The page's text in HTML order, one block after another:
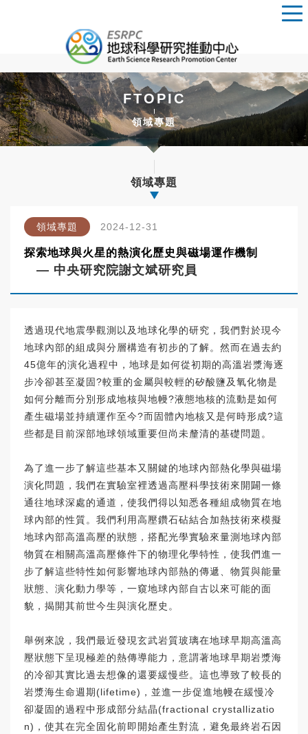
FTOPIC
領域專題
領域專題
領域專題 2024-12-31
探索地球與火星的熱演化歷史與磁場運作機制
— 中央研究院謝文斌研究員
透過現代地震學觀測以及地球化學的研究，我們對於現今
地球內部的組成與分層構造有初步的了解。然而在過去約
45億年的演化過程中，地球是如何從初期的高溫岩漿海逐
步冷卻甚至凝固?較重的金屬與較輕的矽酸鹽及氧化物是
如何分離而分別形成地核與地幔?液態地核的流動是如何
產生磁場並持續運作至今?而固體內地核又是何時形成?這
些都是目前深部地球領域重要但尚未釐清的基礎問題。
為了進一步了解這些基本又關鍵的地球內部熱化學與磁場
演化問題，我們在實驗室裡透過高壓科學技術來開闢一條
通往地球深處的通道，使我們得以知悉各種組成物質在地
球內部的性質。我們利用高壓鑽石砧結合加熱技術來模擬
地球內部高溫高壓的狀態，搭配光學實驗來量測地球內部
物質在相關高溫高壓條件下的物理化學特性，使我們進一
步了解這些特性如何影響地球內部熱的傳遞、物質與能量
狀態、演化動力學等，一窺地球內部自古以來可能的面
貌，揭開其前世今生與演化歷史。
舉例來說，我們最近發現玄武岩質玻璃在地球早期高溫高
壓狀態下呈現極差的熱傳導能力，意謂著地球早期岩漿海
的冷卻其實比過去想像的還要緩慢些。這也導致了較長的
岩漿海生命週期(lifetime)，並進一步促進地幔在緩慢冷
卻凝固的過程中形成部分結晶(fractional crystallizatio
n)，使其在完全固化前即開始產生對流，避免最終岩石因